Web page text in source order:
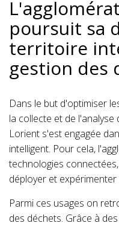
poursuit sa
territoire
gestion des
Dans le but d'optimiser
la collecte et de
Lorient s'est engagée
intelligent. Pour cela,
technologies
déployer et
Parmi ces usages on
des déchets. Grâce à